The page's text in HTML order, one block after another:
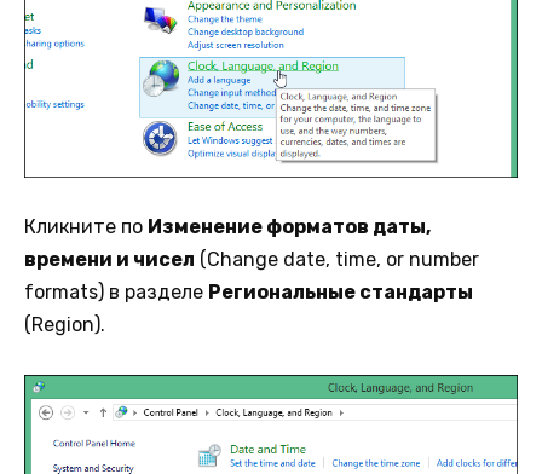
Кликните по Изменение форматов даты,
времени и чисел (Change date, time, or number
formats) в разделе Региональные стандарты
(Region).